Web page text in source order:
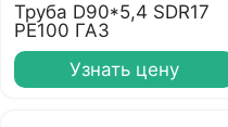
Труба D90*5,4 SDR17
PE100 ГАЗ
Узнать цену